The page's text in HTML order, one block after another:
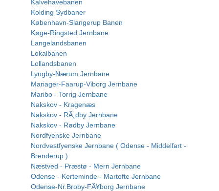
Kalvehavebanen
Kolding Sydbaner
København-Slangerup Banen
Køge-Ringsted Jernbane
Langelandsbanen
Lokalbanen
Lollandsbanen
Lyngby-Nærum Jernbane
Mariager-Faarup-Viborg Jernbane
Maribo - Torrig Jernbane
Nakskov - Kragenæs
Nakskov - RÃ¸dby Jernbane
Nakskov - Rødby Jernbane
Nordfyenske Jernbane
Nordvestfyenske Jernbane ( Odense - Middelfart -
Brenderup )
Næstved - Præstø - Mern Jernbane
Odense - Kerteminde - Martofte Jernbane
Odense-Nr.Broby-FÃ¥borg Jernbane